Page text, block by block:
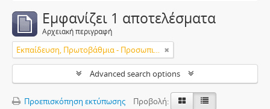
Εμφανίζει 1 αποτελέσματα
Αρχειακή περιγραφή
Εκπαίδευση, Πρωτοβάθμια - Προσωπικό
Advanced search options
Προεπισκόπηση εκτύπωσης
Προβολή: